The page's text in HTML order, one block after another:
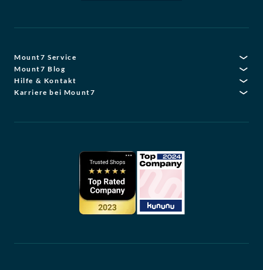
Mount7 Service
Mount7 Blog
Hilfe & Kontakt
Karriere bei Mount7